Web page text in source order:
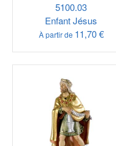
5100.03
Enfant Jésus
À partir de 11,70 €